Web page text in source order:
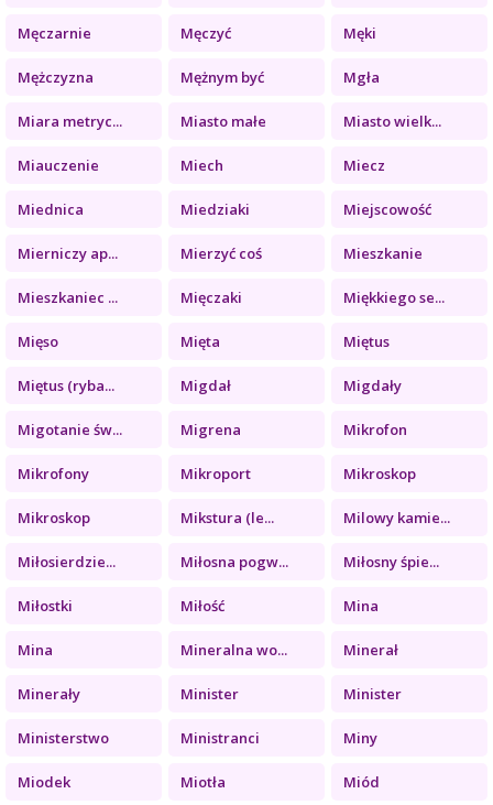
Męczarnie Męczyć Męki
Mężczyzna Mężnym być Mgła
Miara metryc... Miasto małe Miasto wielk...
Miauczenie Miech Miecz
Miednica Miedziaki Miejscowość
Mierniczy ap... Mierzyć coś Mieszkanie
Mieszkaniec ... Mięczaki Miękkiego se...
Mięso Mięta Miętus
Miętus (ryba... Migdał Migdały
Migotanie św... Migrena Mikrofon
Mikrofony Mikroport Mikroskop
Mikroskop Mikstura (le... Milowy kamie...
Miłosierdzie... Miłosna pogw... Miłosny śpie...
Miłostki Miłość Mina
Mina Mineralna wo... Minerał
Minerały Minister Minister
Ministerstwo Ministranci Miny
Miodek Miotła Miód